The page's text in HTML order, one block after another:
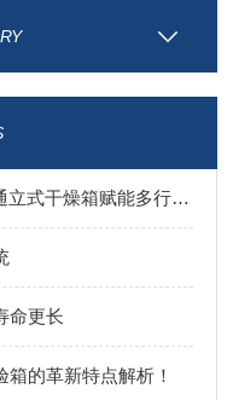
精控温·强适配·优服务 中科万通立式干燥箱赋能多行业高效生产
命更长
的革新特点解析！